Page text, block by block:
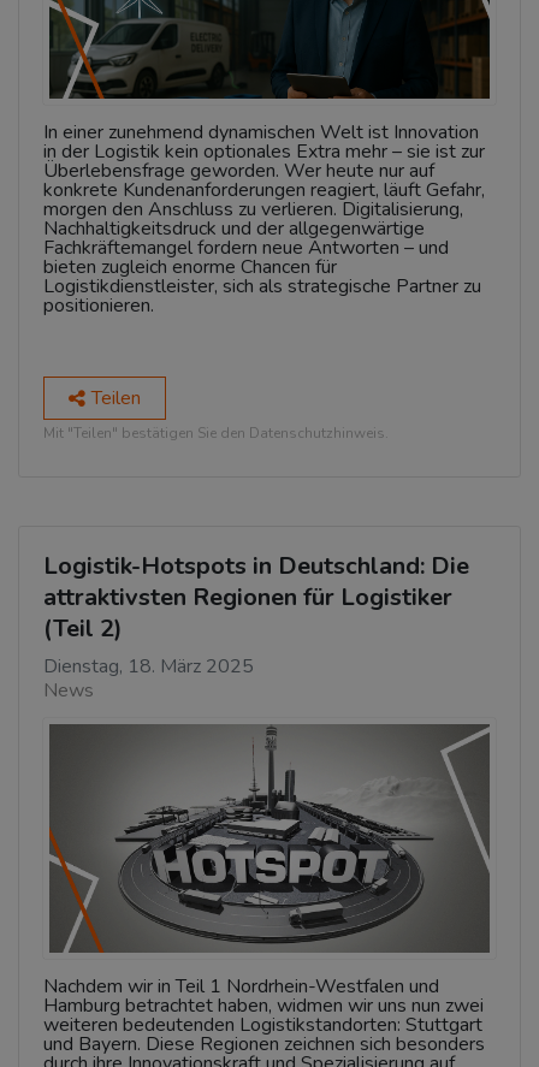
In einer zunehmend dynamischen Welt ist Innovation
in der Logistik kein optionales Extra mehr – sie ist zur
Überlebensfrage geworden. Wer heute nur auf
konkrete Kundenanforderungen reagiert, läuft Gefahr,
morgen den Anschluss zu verlieren. Digitalisierung,
Nachhaltigkeitsdruck und der allgegenwärtige
Fachkräftemangel fordern neue Antworten – und
bieten zugleich enorme Chancen für
Logistikdienstleister, sich als strategische Partner zu
positionieren.
Teilen
Mit "Teilen" bestätigen Sie den Datenschutzhinweis.
Logistik-Hotspots in Deutschland: Die
attraktivsten Regionen für Logistiker
(Teil 2)
Dienstag, 18. März 2025
News
Nachdem wir in Teil 1 Nordrhein-Westfalen und
Hamburg betrachtet haben, widmen wir uns nun zwei
weiteren bedeutenden Logistikstandorten: Stuttgart
und Bayern. Diese Regionen zeichnen sich besonders